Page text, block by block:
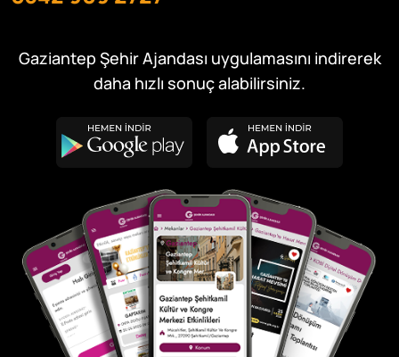
Gaziantep Şehir Ajandası uygulamasını indirerek
daha hızlı sonuç alabilirsiniz.